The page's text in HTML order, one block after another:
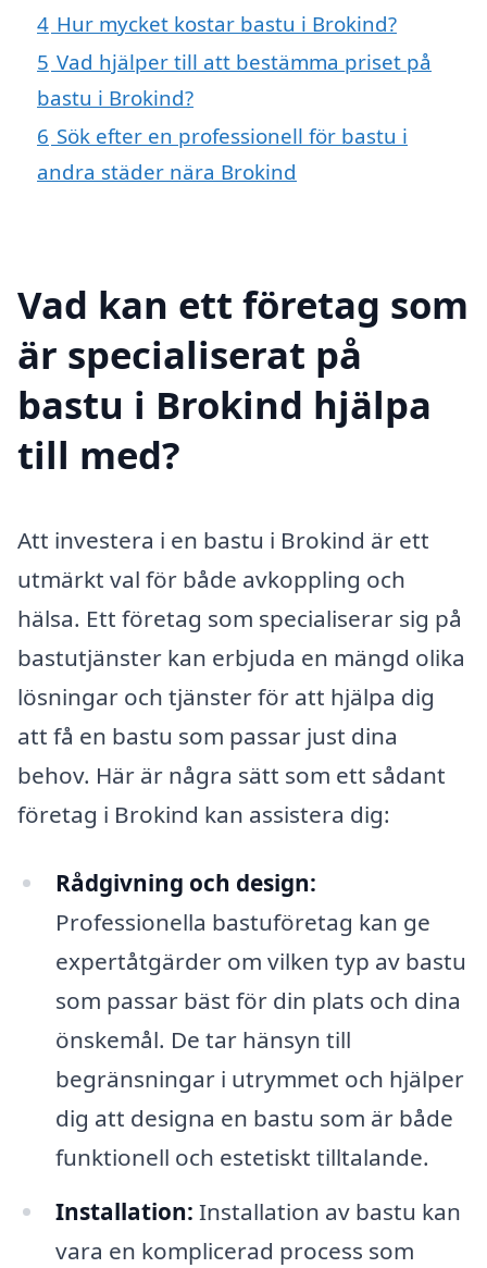
4 Hur mycket kostar bastu i Brokind?
5 Vad hjälper till att bestämma priset på
bastu i Brokind?
6 Sök efter en professionell för bastu i
andra städer nära Brokind
Vad kan ett företag som
är specialiserat på
bastu i Brokind hjälpa
till med?
Att investera i en bastu i Brokind är ett
utmärkt val för både avkoppling och
hälsa. Ett företag som specialiserar sig på
bastutjänster kan erbjuda en mängd olika
lösningar och tjänster för att hjälpa dig
att få en bastu som passar just dina
behov. Här är några sätt som ett sådant
företag i Brokind kan assistera dig:
Rådgivning och design:
Professionella bastuföretag kan ge
expertåtgärder om vilken typ av bastu
som passar bäst för din plats och dina
önskemål. De tar hänsyn till
begränsningar i utrymmet och hjälper
dig att designa en bastu som är både
funktionell och estetiskt tilltalande.
Installation: Installation av bastu kan
vara en komplicerad process som